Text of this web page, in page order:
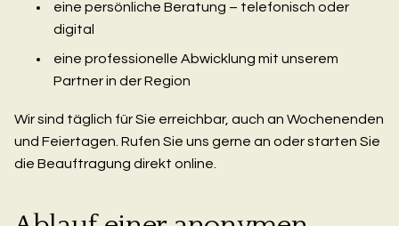
eine persönliche Beratung – telefonisch oder
digital
eine professionelle Abwicklung mit unserem
Partner in der Region
Wir sind täglich für Sie erreichbar, auch an Wochenenden
und Feiertagen. Rufen Sie uns gerne an oder starten Sie
die Beauftragung direkt online.